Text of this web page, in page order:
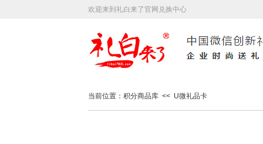
欢迎来到礼白来了官网兑换中心
当前位置：积分商品库 << U微礼品卡